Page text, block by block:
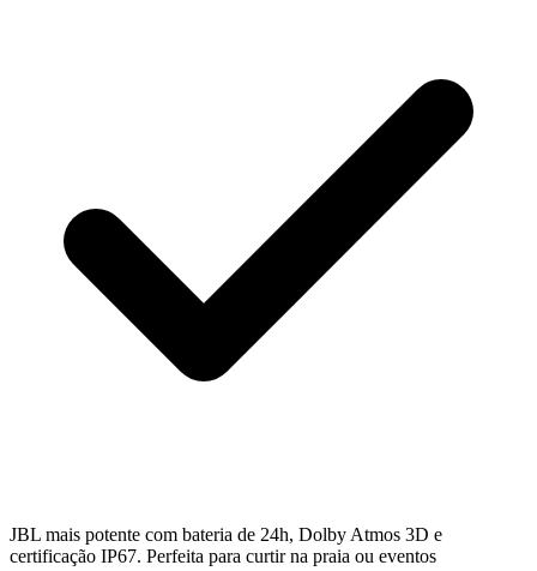
JBL mais potente com bateria de 24h, Dolby Atmos 3D e
certificação IP67. Perfeita para curtir na praia ou eventos